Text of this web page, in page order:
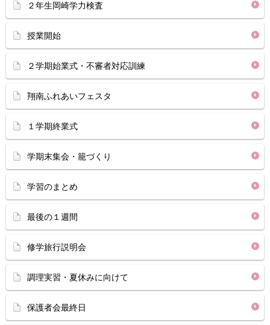
２年生岡崎学力検査
授業開始
２学期始業式・不審者対応訓練
翔南ふれあいフェスタ
１学期終業式
学期末集会・籠づくり
学習のまとめ
最後の１週間
修学旅行説明会
調理実習・夏休みに向けて
保護者会最終日